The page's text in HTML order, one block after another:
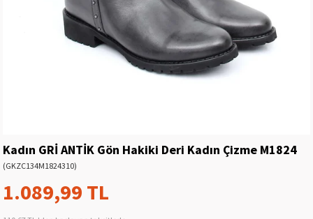
Kadın GRİ ANTİK Gön Hakiki Deri Kadın Çizme M1824
(GKZC134M1824310)
1.089,99 TL